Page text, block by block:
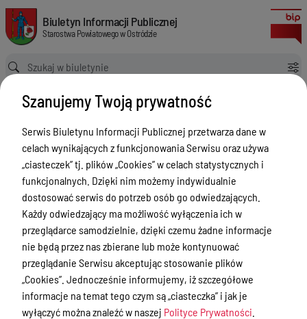
zmieniająca uchwałę w sprawie przyjęcia wieloletniej prognozy
Biuletyn Informacji Publicznej Starostwa Powiatowego w Ostródzie
Biuletyn Informacji Publicznej
Starostwa Powiatowego w Ostródzie
Ścieżka powrotu
Strona główna
Akty prawne
zmieniająca uchwałę w sprawie przyjęcia wieloletniej prognozy finansowej Powiatu Ostródzkiego na lata 2018-2031
Akty prawne
Menu Przedmiotowe
Starostwo Powiatowe
Poradnik Interesanta
Informacje o naborze
Zamówienia Publiczne
Tablica ogłoszeń
Dyżury Aptek w Powiecie Ostródzkim
Wersja obowiązująca
z dnia30-01-2020
10:01:54
Drukuj
zmieniająca
uchwałę w
sprawie
przyjęcia
wieloletniej
Szanujemy Twoją prywatność
Serwis Biuletynu Informacji Publicznej przetwarza dane w
celach wynikających z funkcjonowania Serwisu oraz używa
„ciasteczek” tj. plików „Cookies” w celach statystycznych i
funkcjonalnych. Dzięki nim możemy indywidualnie
dostosować serwis do potrzeb osób go odwiedzających.
Każdy odwiedzający ma możliwość wyłączenia ich w
przeglądarce samodzielnie, dzięki czemu żadne informacje
nie będą przez nas zbierane lub może kontynuować
przeglądanie Serwisu akceptując stosowanie plików
„Cookies”. Jednocześnie informujemy, iż szczegółowe
informacje na temat tego czym są „ciasteczka” i jak je
wyłączyć można znaleźć w naszej Polityce Prywatności